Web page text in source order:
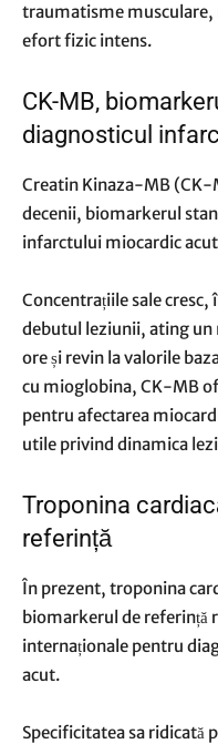
traumatisme musculare,
efort fizic intens.
CK-MB,
diagnosticul
Creatin Kinaza-MB
decenii, biomarkerul
infarctului miocardic
Concentrațiile sale
debutul leziunii, ating
ore și revin la valorile
cu mioglobina, CK-MB
pentru afectarea
utile privind dinamica
Troponina
referință
În prezent, troponina
biomarkerul de referință
internaționale pentru
acut.
Specificitatea sa ridicată